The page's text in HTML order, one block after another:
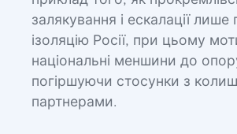
залякування і ескалації
ізоляцію Росії, при цьому
національні меншини до
погіршуючи стосунки з
партнерами.